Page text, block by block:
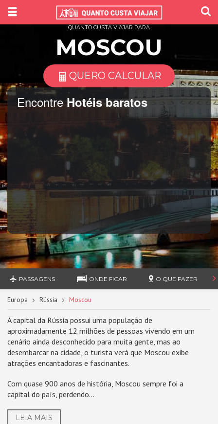
EncontreHotéis baratos
QUANTO CUSTA VIAJAR PARA
MOSCOU
QUERO CALCULAR
PASSAGENS ONDE FICAR O QUE FAZER
Europa Rússia Moscou
A capital da Rússia possui uma população de
aproximadamente 12 milhões de pessoas vivendo em um
cenário ainda desconhecido para muita gente, mas ao
desembarcar na cidade, o turista verá que Moscou exibe
atrações encantadoras e fascinantes.
Com quase 900 anos de história, Moscou sempre foi a
capital do país, perdendo...
LEIA MAIS